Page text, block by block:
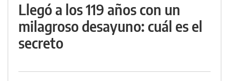
Llegó a los 119 años con un
milagroso desayuno: cuál es el
secreto